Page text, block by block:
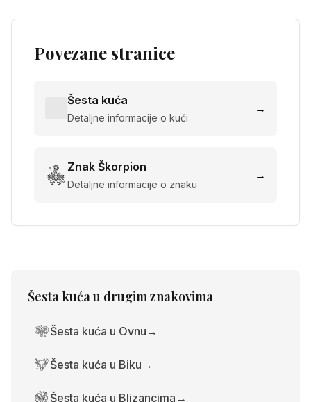
Povezane stranice
Šesta kuća
Detaljne informacije o kući
→
Znak Škorpion
Detaljne informacije o znaku
→
Šesta kućau drugim znakovima
Šesta kuća u Ovnu →
Šesta kuća u Biku →
Šesta kuća u Blizancima →